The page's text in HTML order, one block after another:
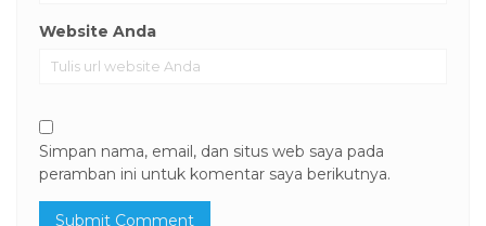
Website Anda
Simpan nama, email, dan situs web saya pada
peramban ini untuk komentar saya berikutnya.